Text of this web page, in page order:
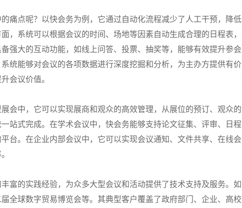
痛点呢？以快会务为例，它通过自动化流程减少了人工干预，降低
，系统可以根据会议的时间、场地等因素自动生成合理的日程表，
强大的互动功能，如线上问答、投票、抽奖等，能够有效提升参会
统能够对会议的各项数据进行深度挖掘和分析，为主办方提供有价
会议价值。
会中，它可以实现展商和观众的高效管理，从展位的预订、观众的
站式完成。在学术会议中，快会务能够支持论文征集、评审、日程
台。在企业内部会议中，它可以实现会议通知、文件共享、在线会
富的实践经验，为众多大型会议和活动提供了技术支持及服务。如
全球数字贸易博览会等。其典型客户覆盖了政府部门、企业、高校